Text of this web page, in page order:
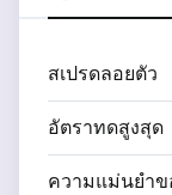
สเปรดลอยตัว
อัตราทดสูงสุด
ความแม่นยำ